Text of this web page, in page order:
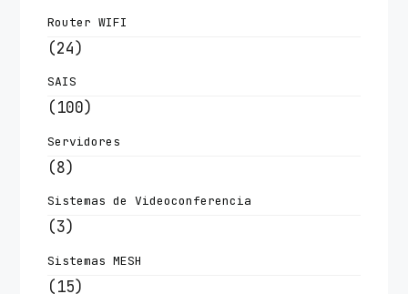
Router WIFI
(24)
SAIS
(100)
Servidores
(8)
Sistemas de Videoconferencia
(3)
Sistemas MESH
(15)